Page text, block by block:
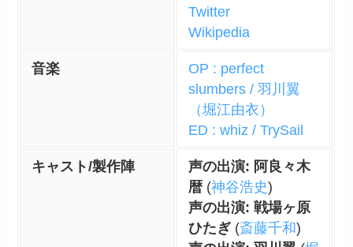
Twitter
Wikipedia
音楽
OP : perfect
slumbers / 羽川翼
（堀江由衣）
ED : whiz / TrySail
キャスト/製作陣
声の出演: 阿良々木
暦(神谷浩史)
声の出演: 戦場ヶ原
ひたぎ(斎藤千和)